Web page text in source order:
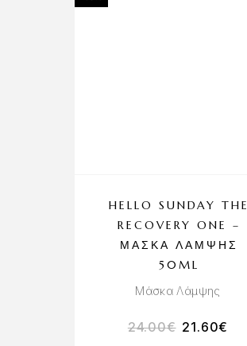
HELLO SUNDAY THE
RECOVERY ONE –
ΜΆΣΚΑ ΛΆΜΨΗΣ
50ML
Μάσκα Λάμψης
24.00€ 21.60€